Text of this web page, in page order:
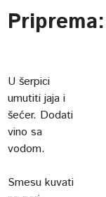
Priprema:
U šerpici
umutiti jaja i
šećer. Dodati
vino sa
vodom.
Smesu kuvati